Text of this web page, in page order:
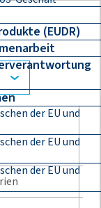
(EUDR)
der EU und
der EU und
der EU und